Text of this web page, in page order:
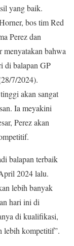
yang baik.
bos tim Red
Perez dan
bahwa
di balapan GP
7/2024).
akan sangat
Ia meyakini
Perez akan
balapan terbaik
2024 lalu.
lebih banyak
hari ini di
di kualifikasi,
lebih kompetitif”.